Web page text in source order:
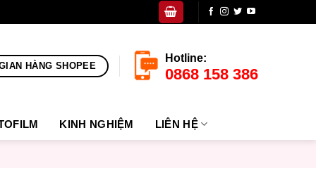
HÀNG SHOPEE
Hotline:
0868 158 386
KINH NGHIỆM LIÊN HỆ